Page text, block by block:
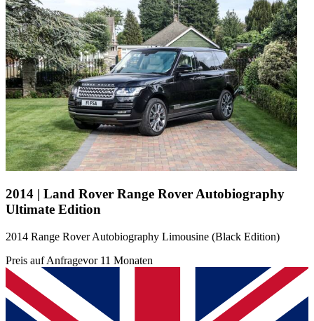
2014 | Land Rover Range Rover Autobiography
Ultimate Edition
2014 Range Rover Autobiography Limousine (Black Edition)
Preis auf Anfragevor 11 Monaten